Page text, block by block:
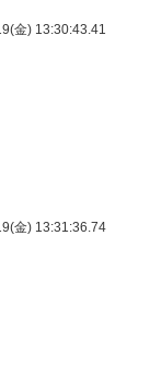
金) 13:30:43.41
金) 13:31:36.74